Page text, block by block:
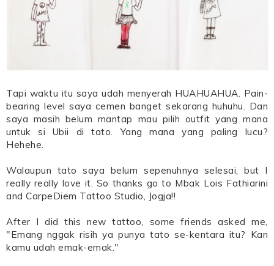
Tapi waktu itu saya udah menyerah HUAHUAHUA. Pain-
bearing level saya cemen banget sekarang huhuhu. Dan
saya masih belum mantap mau pilih outfit yang mana
untuk si Ubii di tato. Yang mana yang paling lucu?
Hehehe.
Walaupun tato saya belum sepenuhnya selesai, but I
really really love it. So thanks go to Mbak Lois Fathiarini
and CarpeDiem Tattoo Studio, Jogja!!
After I did this new tattoo, some friends asked me,
"Emang nggak risih ya punya tato se-kentara itu? Kan
kamu udah emak-emak."